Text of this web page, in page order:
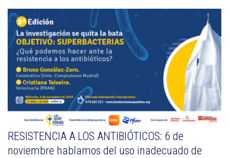
RESISTENCIA A LOS ANTIBIÓTICOS: 6 de
noviembre hablamos del uso inadecuado de